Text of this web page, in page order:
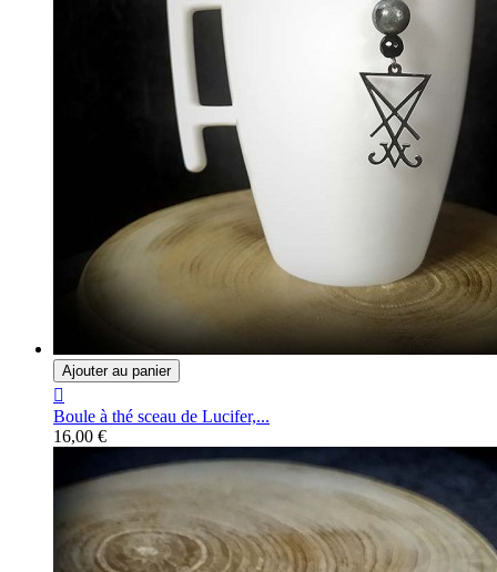
Ajouter au panier

Boule à thé sceau de Lucifer,...
16,00 €